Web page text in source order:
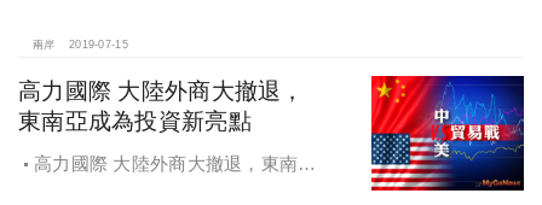
兩岸 2019-07-15
高力國際 大陸外商大撤退，
東南亞成為投資新亮點
高力國際 大陸外商大撤退，東南亞